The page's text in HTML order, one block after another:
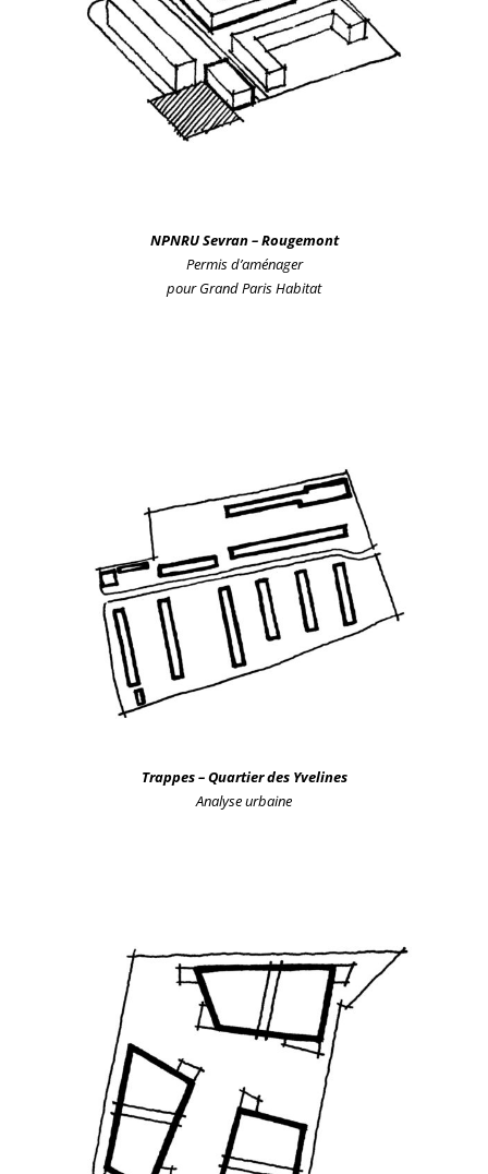
NPNRU Sevran– Rougemont
Permis d’aménager
pour Grand Paris Habitat
Trappes – Quartier des Yvelines
Analyse urbaine